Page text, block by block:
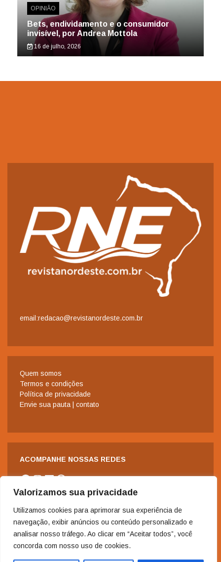
Valorizamos sua privacidade
Utilizamos cookies para aprimorar sua experiência de
navegação, exibir anúncios ou conteúdo personalizado e
analisar nosso tráfego. Ao clicar em “Aceitar todos”, você
concorda com nosso uso de cookies.
OPINIÃO
Bets, endividamento e o consumidor
invisível, por Andrea Mottola
16 de julho, 2026
email:redacao@revistanordeste.com.br
Quem somos
Termos e condições
Política de privacidade
Envie sua pauta | contato
ACOMPANHE NOSSAS REDES
Facebook
Instagram
LinkedIn
WhatsApp